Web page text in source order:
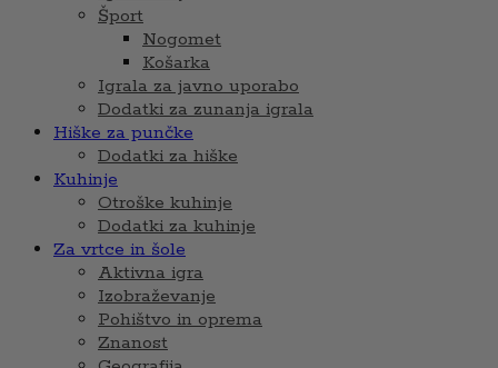
Šport
Nogomet
Košarka
Igrala za javno uporabo
Dodatki za zunanja igrala
Hiške za punčke
Dodatki za hiške
Kuhinje
Otroške kuhinje
Dodatki za kuhinje
Za vrtce in šole
Aktivna igra
Izobraževanje
Pohištvo in oprema
Znanost